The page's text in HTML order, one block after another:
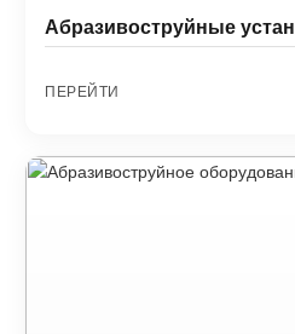
Абразивоструйные
ПЕРЕЙТИ